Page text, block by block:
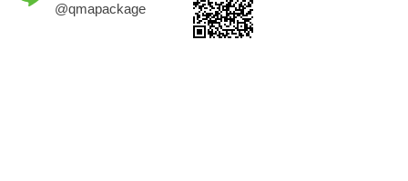
@qmapackage